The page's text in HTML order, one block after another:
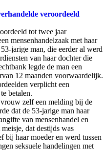
veroordeeld
tot twee jaar
mensenhandelzaak met haar
jarige man, die eerder al werd
van haar dochter die
legde de man een
12 maanden voorwaardelijk.
verplicht een
betalen.
zelf een melding bij de
dat de 53-jarige man haar
van mensenhandel en
dat destijds was
bij haar moeder en werd tussen
seksuele handelingen met